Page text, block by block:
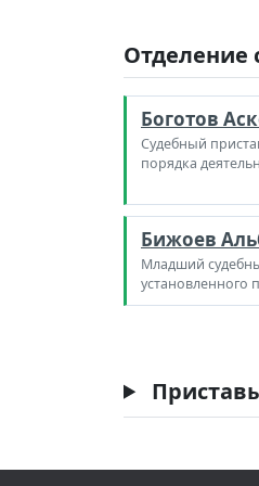
Отделение
Боготов
Судебный
порядка
Бижоев
Младший
установленного